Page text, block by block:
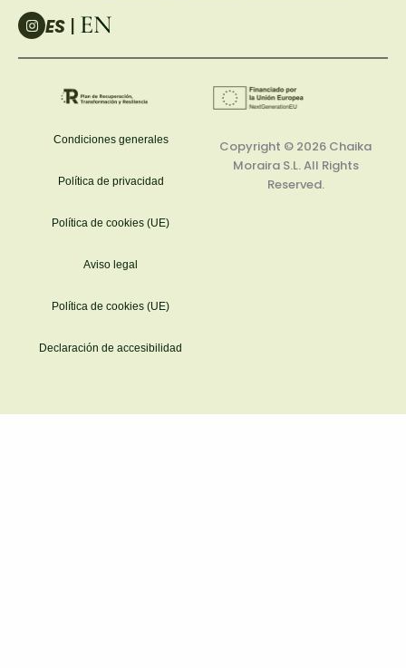
I
n
s
t
ES | EN
Copyright © 2026 Chaika
Moraira S.L.All Rights
Reserved.
Condiciones generales
Política de privacidad
Política de cookies (UE)
Aviso legal
Política de cookies (UE)
Declaración de accesibilidad